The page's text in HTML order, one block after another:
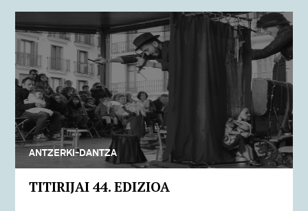
ANTZERKI-DANTZA
TITIRIJAI 44. EDIZIOA